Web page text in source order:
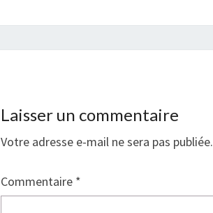
Laisser un commentaire
Votre adresse e-mail ne sera pas publiée.
Commentaire *